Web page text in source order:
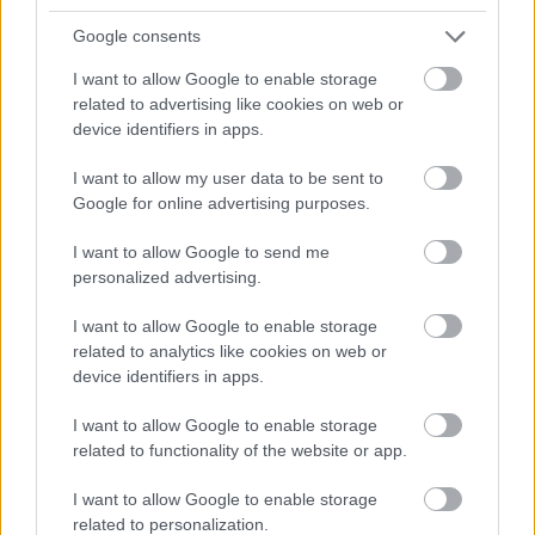
Google consents
I want to allow Google to enable storage
related to advertising like cookies on web or
device identifiers in apps.
I want to allow my user data to be sent to
Google for online advertising purposes.
I want to allow Google to send me
personalized advertising.
I want to allow Google to enable storage
related to analytics like cookies on web or
device identifiers in apps.
I want to allow Google to enable storage
related to functionality of the website or app.
I want to allow Google to enable storage
related to personalization.
minket, lányokat. De ne felejtsd el, hogy az esküvő
csak egyetlen nap, a házasság pedig egyáltalán
nem arról szól, hogy milyen vastag aranygyűrű van
az ujjadon.